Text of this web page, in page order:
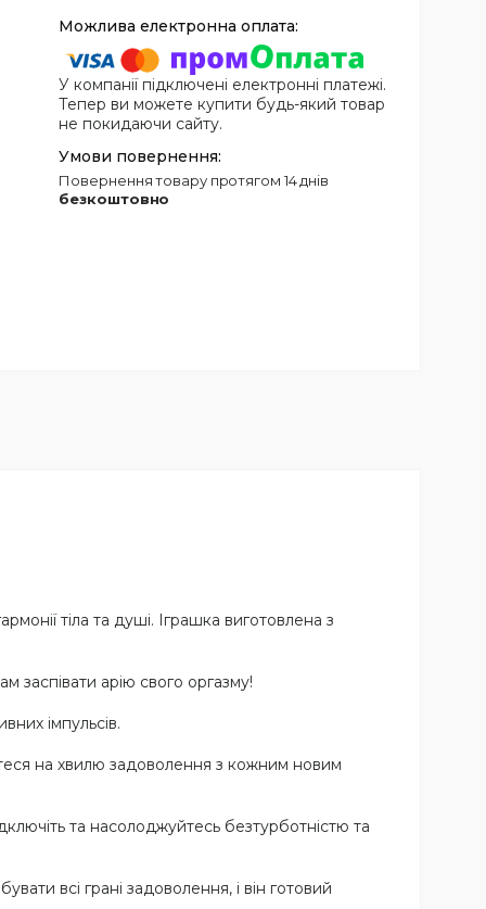
У компанії підключені електронні платежі.
Тепер ви можете купити будь-який товар
не покидаючи сайту.
повернення товару протягом 14 днів
безкоштовно
тіла та душі. Іграшка виготовлена ​​з
заспівати арію свого оргазму!
імпульсів.
на хвилю задоволення з кожним новим
та насолоджуйтесь безтурботністю та
всі грані задоволення, і він готовий